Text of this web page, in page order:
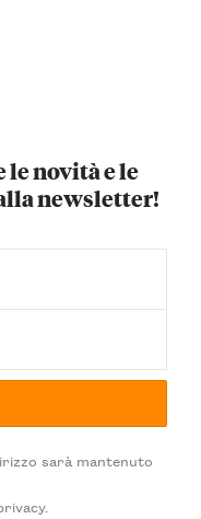
novità e le
newsletter!
sarà mantenuto